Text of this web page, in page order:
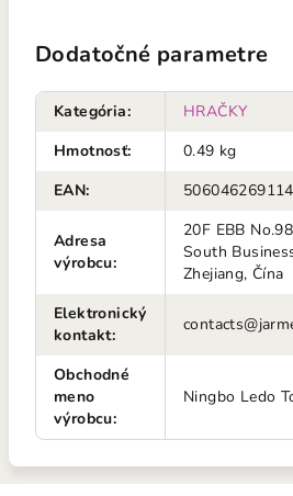
Dodatočné parametre
Kategória:
HRAČKY
Hmotnosť:
0.49 kg
EAN:
Adresa
výrobcu:
20F EBB
South
Zhejiang, Čína
Elektronický
kontakt:
Obchodné
meno
výrobcu:
Ningbo Ledo